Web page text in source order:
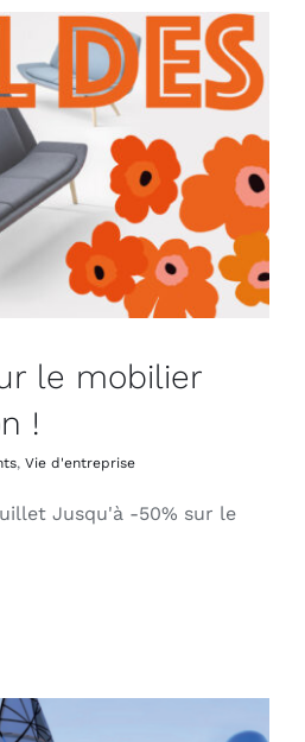
le mobilier
!
, Vie d'entreprise
Jusqu'à -50% sur le